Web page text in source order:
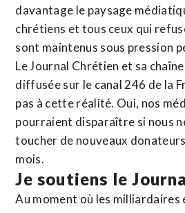
davantage le paysage
chrétiens et tous ceux qui
sont maintenus sous pression
Le Journal Chrétien et sa
diffusée sur le canal 246 de la
pas à cette réalité. Oui, nos
pourraient disparaître si nous
toucher de nouveaux
mois.
Je soutiens le
Au moment où les milliardaires